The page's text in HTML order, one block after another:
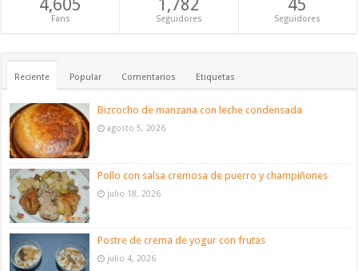
4,605
Fans
1,782
Seguidores
45
Seguidores
Reciente Popular Comentarios Etiquetas
Bizcocho de manzana con leche condensada
agosto 5, 2026
Pollo con salsa cremosa de puerro y champiñones
julio 18, 2026
Postre de crema de yogur con frutas
julio 4, 2026